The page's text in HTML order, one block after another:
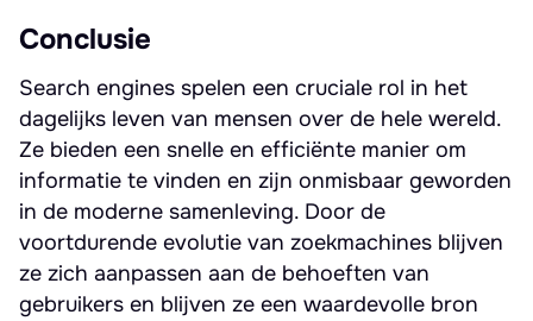
Conclusie
Search engines spelen een cruciale rol in het
dagelijks leven van mensen over de hele wereld.
Ze bieden een snelle en efficiënte manier om
informatie te vinden en zijn onmisbaar geworden
in de moderne samenleving. Door de
voortdurende evolutie van zoekmachines blijven
ze zich aanpassen aan de behoeften van
gebruikers en blijven ze een waardevolle bron